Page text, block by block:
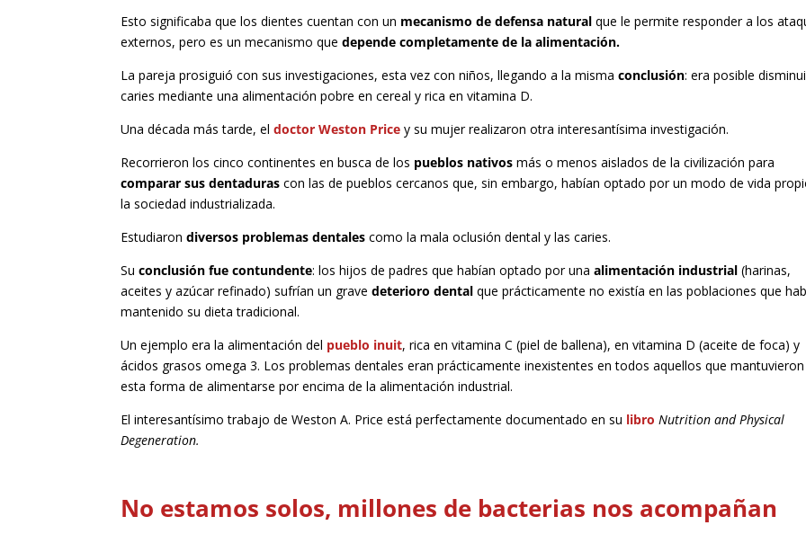
Esto significaba que los dientes cuentan con un mecanismo de defensa natural que le permite responder a los
externos, pero es un mecanismo quedepende completamente de la alimentación.
La pareja prosiguió con sus investigaciones, esta vez con niños, llegando a la mismaconclusión: era posible
caries mediante una alimentación pobre en cereal y rica en vitamina D.
Una década más tarde, eldoctor Weston Price y su mujer realizaron otra interesantísima investigación.
Recorrieron los cinco continentes en busca de los pueblos nativos más o menos aislados de la civilización para
comparar sus dentaduras con las de pueblos cercanos que, sin embargo, habían optado por un modo de vida
la sociedad industrializada.
Estudiarondiversos problemas dentales como la mala oclusión dental y las caries.
Suconclusión fue contundente: los hijos de padres que habían optado por unaalimentación industrial (harinas,
aceites y azúcar refinado) sufrían un gravedeterioro dental que prácticamente no existía en las poblaciones que
mantenido su dieta tradicional.
Un ejemplo era la alimentación del pueblo inuit, rica en vitamina C (piel de ballena), en vitamina D (aceite de foca) y
ácidos grasos omega 3. Los problemas dentales eran prácticamente inexistentes en todos aquellos que mantuvieron
esta forma de alimentarse por encima de la alimentación industrial.
El interesantísimo trabajo de Weston A. Price está perfectamente documentado en su libro Nutrition and Physical
Degeneration.
No estamos solos, millones de bacterias nos acompañan